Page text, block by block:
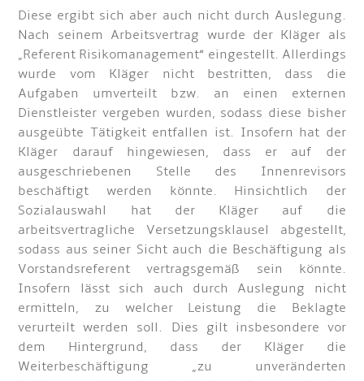
Diese ergibt sich aber auch nicht durch Auslegung.
Nach seinem Arbeitsvertrag wurde der Kläger als
„Referent Risikomanagement“ eingestellt. Allerdings
wurde vom Kläger nicht bestritten, dass die
Aufgaben umverteilt bzw. an einen externen
Dienstleister vergeben wurden, sodass diese bisher
ausgeübte Tätigkeit entfallen ist. Insofern hat der
Kläger darauf hingewiesen, dass er auf der
ausgeschriebenen Stelle des Innenrevisors
beschäftigt werden könnte. Hinsichtlich der
Sozialauswahl hat der Kläger auf die
arbeitsvertragliche Versetzungsklausel abgestellt,
sodass aus seiner Sicht auch die Beschäftigung als
Vorstandsreferent vertragsgemäß sein könnte.
Insofern lässt sich auch durch Auslegung nicht
ermitteln, zu welcher Leistung die Beklagte
verurteilt werden soll. Dies gilt insbesondere vor
dem Hintergrund, dass der Kläger die
Weiterbeschäftigung „zu unveränderten